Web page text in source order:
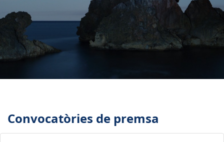
Convocatòries de premsa